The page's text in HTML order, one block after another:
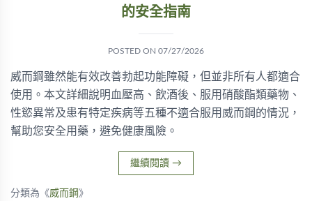
的安全指南
POSTED ON 07/27/2026
威而鋼雖然能有效改善勃起功能障礙，但並非所有人都適合
使用。本文詳細說明血壓高、飲酒後、服用硝酸酯類藥物、
性慾異常及患有特定疾病等五種不適合服用威而鋼的情況，
幫助您安全用藥，避免健康風險。
繼續閱讀 →
分類為《威而鋼 》